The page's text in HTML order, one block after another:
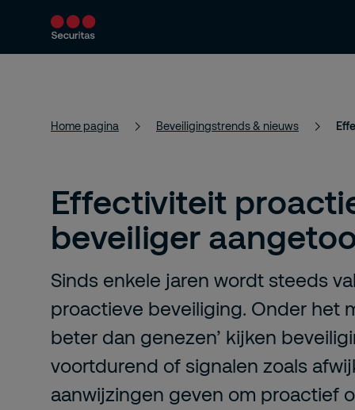
Producten en diensten
Home pagina Beveiligingstrends & nieuws
Effectiviteit
beveiliger
Sinds enkele jaren wordt steeds
proactieve beveiliging. Onder het
beter dan genezen’ kijken
voortdurend of signalen zoals
aanwijzingen geven om proactief